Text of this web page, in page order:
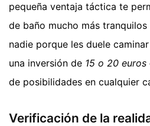
pequeña ventaja táctica te
de baño mucho más
nadie porque les duele
una inversión de 15 o 20 euros
de posibilidades en cualquier
Verificación de la